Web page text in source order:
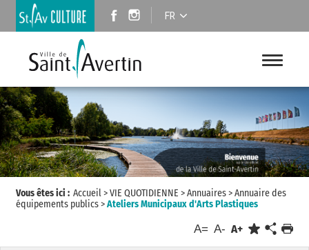
FR
Vous êtes ici : Accueil>VIE QUOTIDIENNE >Annuaires>Annuaire des
équipements publics>Ateliers Municipaux d'Arts Plastiques
A= A- A+